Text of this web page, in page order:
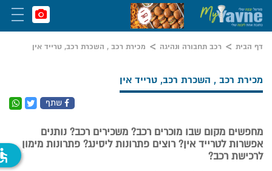
דף הבית רכב תחבורה ונהיגה מכירת רכב , השכרת רכב, טרייד אין
שתף
מכירת רכב , השכרת רכב, טרייד אין
מחפשים מקום שבו מוכרים רכב? משכירים רכב? נותנים
אפשרות לטרייד אין? רוצים פתרונות ליסינג? פתרונות מימון
לרכישת רכב?